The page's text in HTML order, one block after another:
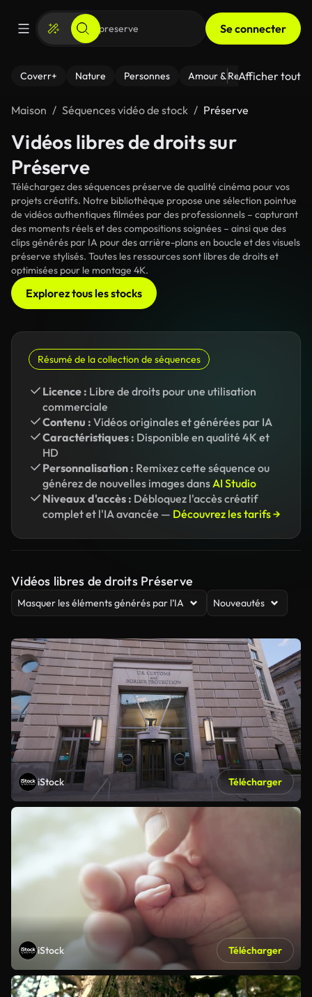
Se connecter
Coverr+ Nature Personnes Amour & Relations Le
Afficher tout
Maison Séquences vidéo de stock Préserve
Vidéos libres de droits sur
Préserve
Téléchargez des séquences préserve de qualité cinéma pour vos
projets créatifs. Notre bibliothèque propose une sélection pointue
de vidéos authentiques filmées par des professionnels – capturant
des moments réels et des compositions soignées – ainsi que des
clips générés par IA pour des arrière-plans en boucle et des visuels
préserve stylisés. Toutes les ressources sont libres de droits et
optimisées pour le montage 4K.
Explorez tous les stocks
Résumé de la collection de séquences
Licence : Libre de droits pour une utilisation
commerciale
Contenu : Vidéos originales et générées par IA
Caractéristiques : Disponible en qualité 4K et
HD
Personnalisation : Remixez cette séquence ou
générez de nouvelles images dansAI Studio
Niveaux d'accès : Débloquez l'accès créatif
complet et l'IA avancée — Découvrez les tarifs →
Vidéos libres de droits Préserve
Masquer les éléments générés par l’IA Nouveautés
iStock Télécharger
iStock Télécharger